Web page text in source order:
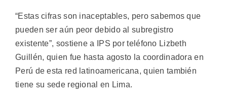
“Estas cifras son inaceptables, pero sabemos que
pueden ser aún peor debido al subregistro
existente”, sostiene a IPS por teléfono Lizbeth
Guillén, quien fue hasta agosto la coordinadora en
Perú de esta red latinoamericana, quien también
tiene su sede regional en Lima.